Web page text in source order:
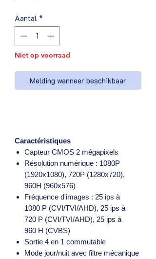
Aantal *
Niet op voorraad
Melding wanneer beschikbaar
Caractéristiques
Capteur CMOS 2 mégapixels
Résolution numérique : 1080P
(1920x1080), 720P (1280x720),
960H (960x576)
Fréquence d'images : 25 ips à
1080 P (CVI/TVI/AHD), 25 ips à
720 P (CVI/TVI/AHD), 25 ips à
960 H (CVBS)
Sortie 4 en 1 commutable
Mode jour/nuit avec filtre mécanique